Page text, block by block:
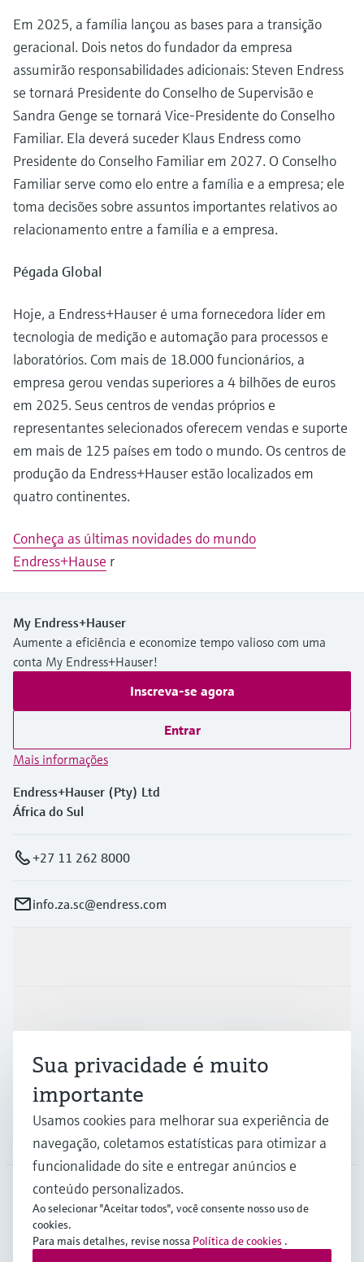
Em 2025, a família lançou as bases para a transição
geracional. Dois netos do fundador da empresa
assumirão responsabilidades adicionais: Steven Endress
se tornará Presidente do Conselho de Supervisão e
Sandra Genge se tornará Vice-Presidente do Conselho
Familiar. Ela deverá suceder Klaus Endress como
Presidente do Conselho Familiar em 2027. O Conselho
Familiar serve como elo entre a família e a empresa; ele
toma decisões sobre assuntos importantes relativos ao
relacionamento entre a família e a empresa.
Pégada Global
Hoje, a Endress+Hauser é uma fornecedora líder em
tecnologia de medição e automação para processos e
laboratórios. Com mais de 18.000 funcionários, a
empresa gerou vendas superiores a 4 bilhões de euros
em 2025. Seus centros de vendas próprios e
representantes selecionados oferecem vendas e suporte
em mais de 125 países em todo o mundo. Os centros de
produção da Endress+Hauser estão localizados em
quatro continentes.
Conheça as últimas novidades do mundo
Endress+Hause r
My Endress+Hauser
Aumente a eficiência e economize tempo valioso com uma
conta My Endress+Hauser!
Inscreva-se agora
Entrar
Mais informações
Endress+Hauser (Pty) Ltd
África do Sul
+27 11 262 8000
info.za.sc@endress.com
Suporte
ZAF•Português
Sua privacidade é muito
importante
Usamos cookies para melhorar sua experiência de
navegação, coletamos estatísticas para otimizar a
funcionalidade do site e entregar anúncios e
conteúdo personalizados.
Ao selecionar "Aceitar todos", você consente nosso uso de
cookies.
Para mais detalhes, revise nossa Política de cookies .